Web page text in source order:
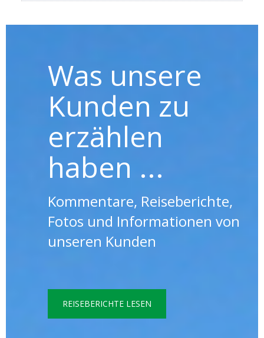
Was unsere
Kunden zu
erzählen
haben ...
Kommentare, Reiseberichte,
Fotos und Informationen von
unseren Kunden
REISEBERICHTE LESEN